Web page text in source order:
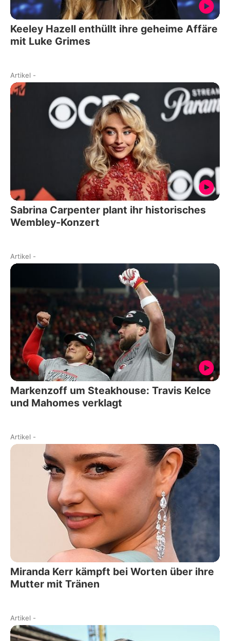
Keeley Hazell enthüllt ihre geheime Affäre
mit Luke Grimes
Artikel -
Sabrina Carpenter plant ihr historisches
Wembley-Konzert
Artikel -
Markenzoff um Steakhouse: Travis Kelce
und Mahomes verklagt
Artikel -
Miranda Kerr kämpft bei Worten über ihre
Mutter mit Tränen
Artikel -